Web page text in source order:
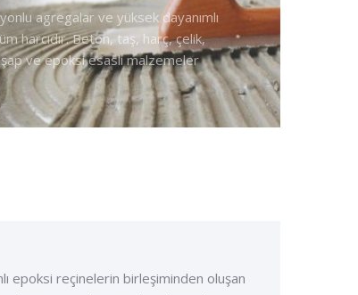
agregalar ve yüksek dayanımlı
harcıdır. Beton, taş, harç, çelik,
ve epoksi esaslı malzemeler
epoksi reçinelerin birleşiminden oluşan